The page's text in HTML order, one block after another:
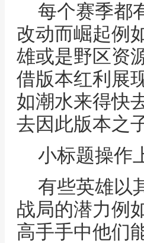
每个赛季都
改动而崛起例
雄或是野区资
借版本红利展
如潮水来得快
去因此版本之
小标题操作
有些英雄以
战局的潜力例
高手手中他们